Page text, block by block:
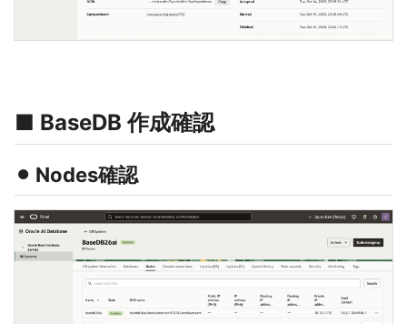
■ BaseDB 作成確認
⚫︎ Nodes確認